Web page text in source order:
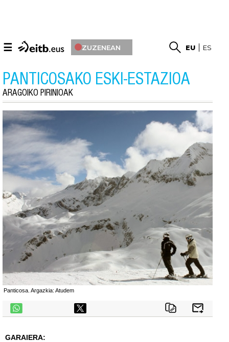
☰ ZUZENEAN EU ES
PANTICOSAKO ESKI-ESTAZIOA
ARAGOIKO PIRINIOAK
Panticosa. Argazkia: Atudem
GARAIERA: